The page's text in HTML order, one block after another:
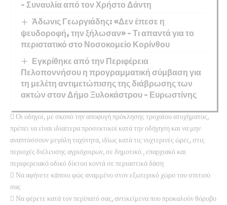
– Συναυλία από τον Χρήστο Δάντη
Άδωνις Γεωργιάδης: «Δεν έπεσε η
ψευδοροφή, την ξήλωσαν» – Τι απαντά για το
περιστατικό στο Νοσοκομείο Κορίνθου
Εγκρίθηκε από την Περιφέρεια
Πελοποννήσου η προγραμματική σύμβαση για
τη μελέτη αντιμετώπισης της διάβρωσης των
ακτών στον Δήμο Ξυλοκάστρου – Ευρωστίνης
 Οι οδηγοί, με σκοπό την αποφυγή πρόκλησης τροχαίου ατυχήματος,
πρέπει να είναι ιδιαίτερα προσεκτικοί κατά την οδήγηση και να μην
αναπτύσσουν μεγάλη ταχύτητα, ιδίως κατά τις νυχτερινές ώρες, στις
περιοχές διέλευσης αγριόχοιρων, σε δημοτικό , επαρχιακό και
περιφερειακό οδικό δίκτυο κοντά σε περιαστικά δάση
 Να αφήνετε κάποιο φώς αναμμένο στον εξωτερικό χώρο του σπιτιού
σας
 Να φέρετε κατά τον περίπατό σας, αντικείμενα που προκαλούν θόρυβο